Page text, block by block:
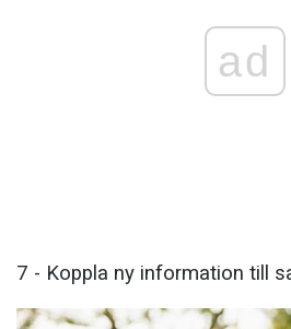
ad
7 - Koppla ny information till